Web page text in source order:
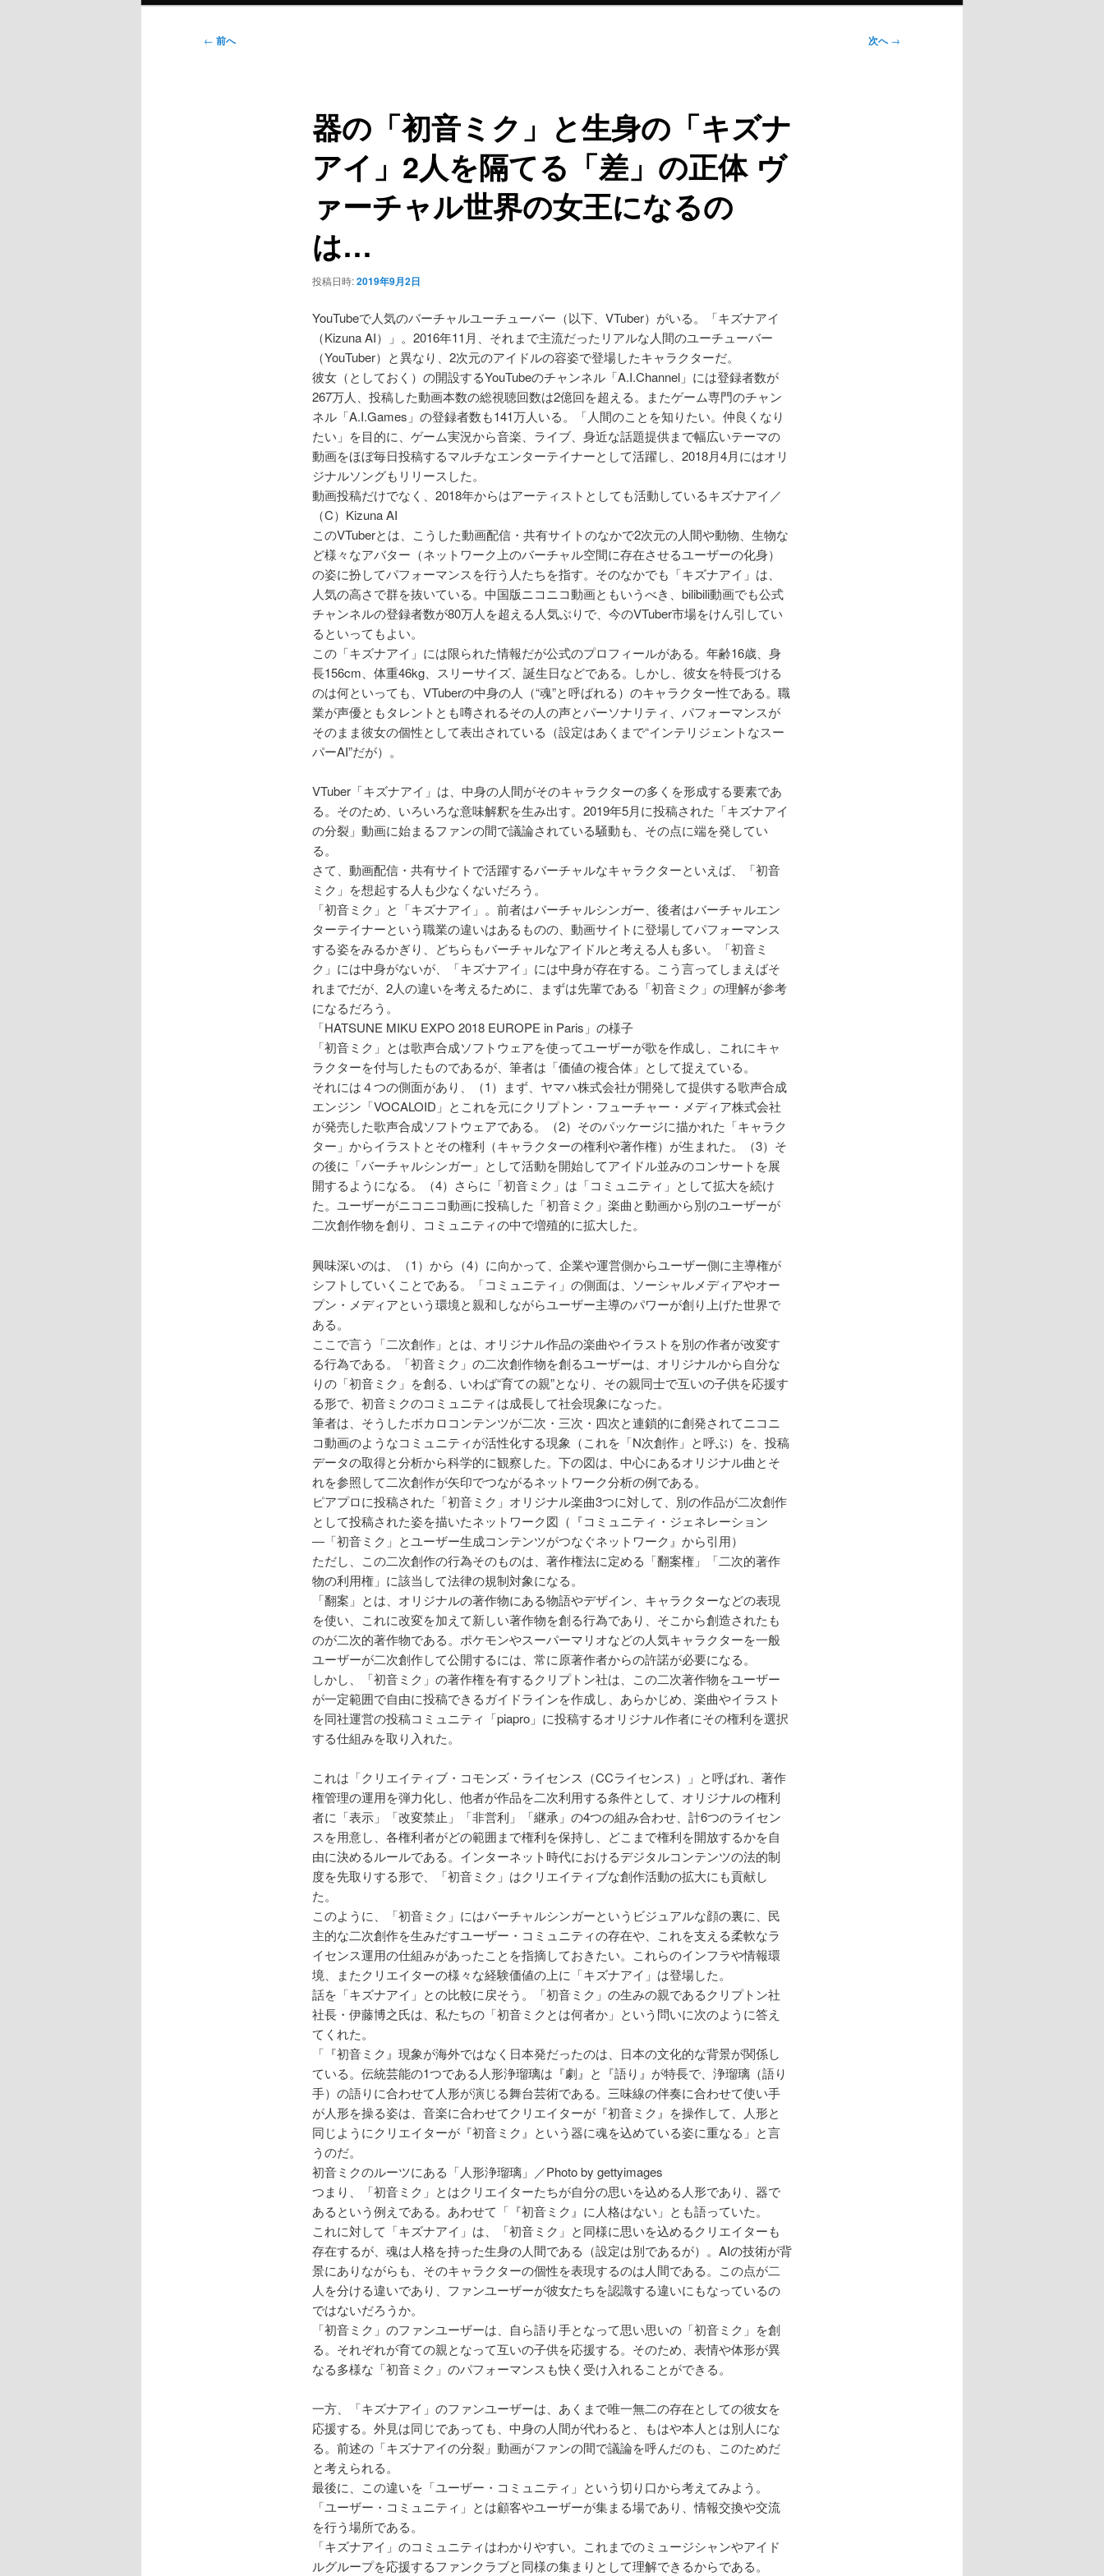
投
← 前へ 次へ→
器の「初音ミク」と生身の「キズナ
アイ」2人を隔てる「差」の正体 ヴ
ァーチャル世界の女王になるの
は…
投稿日時:2019年9月2日
YouTubeで人気のバーチャルユーチューバー（以下、VTuber）がいる。「キズナアイ
（Kizuna AI）」。2016年11月、それまで主流だったリアルな人間のユーチューバー
（YouTuber）と異なり、2次元のアイドルの容姿で登場したキャラクターだ。
彼女（としておく）の開設するYouTubeのチャンネル「A.I.Channel」には登録者数が
267万人、投稿した動画本数の総視聴回数は2億回を超える。またゲーム専門のチャン
ネル「A.I.Games」の登録者数も141万人いる。「人間のことを知りたい。仲良くなり
たい」を目的に、ゲーム実況から音楽、ライブ、身近な話題提供まで幅広いテーマの
動画をほぼ毎日投稿するマルチなエンターテイナーとして活躍し、2018月4月にはオリ
ジナルソングもリリースした。
動画投稿だけでなく、2018年からはアーティストとしても活動しているキズナアイ／
（C）Kizuna AI
このVTuberとは、こうした動画配信・共有サイトのなかで2次元の人間や動物、生物な
ど様々なアバター（ネットワーク上のバーチャル空間に存在させるユーザーの化身）
の姿に扮してパフォーマンスを行う人たちを指す。そのなかでも「キズナアイ」は、
人気の高さで群を抜いている。中国版ニコニコ動画ともいうべき、bilibili動画でも公式
チャンネルの登録者数が80万人を超える人気ぶりで、今のVTuber市場をけん引してい
るといってもよい。
この「キズナアイ」には限られた情報だが公式のプロフィールがある。年齢16歳、身
長156cm、体重46kg、スリーサイズ、誕生日などである。しかし、彼女を特長づける
のは何といっても、VTuberの中身の人（“魂”と呼ばれる）のキャラクター性である。職
業が声優ともタレントとも噂されるその人の声とパーソナリティ、パフォーマンスが
そのまま彼女の個性として表出されている（設定はあくまで“インテリジェントなスー
パーAI”だが）。
VTuber「キズナアイ」は、中身の人間がそのキャラクターの多くを形成する要素であ
る。そのため、いろいろな意味解釈を生み出す。2019年5月に投稿された「キズナアイ
の分裂」動画に始まるファンの間で議論されている騒動も、その点に端を発してい
る。
さて、動画配信・共有サイトで活躍するバーチャルなキャラクターといえば、「初音
ミク」を想起する人も少なくないだろう。
「初音ミク」と「キズナアイ」。前者はバーチャルシンガー、後者はバーチャルエン
ターテイナーという職業の違いはあるものの、動画サイトに登場してパフォーマンス
する姿をみるかぎり、どちらもバーチャルなアイドルと考える人も多い。「初音ミ
ク」には中身がないが、「キズナアイ」には中身が存在する。こう言ってしまえばそ
れまでだが、2人の違いを考えるために、まずは先輩である「初音ミク」の理解が参考
になるだろう。
「HATSUNE MIKU EXPO 2018 EUROPE in Paris」の様子
「初音ミク」とは歌声合成ソフトウェアを使ってユーザーが歌を作成し、これにキャ
ラクターを付与したものであるが、筆者は「価値の複合体」として捉えている。
それには４つの側面があり、（1）まず、ヤマハ株式会社が開発して提供する歌声合成
エンジン「VOCALOID」とこれを元にクリプトン・フューチャー・メディア株式会社
が発売した歌声合成ソフトウェアである。（2）そのパッケージに描かれた「キャラク
ター」からイラストとその権利（キャラクターの権利や著作権）が生まれた。（3）そ
の後に「バーチャルシンガー」として活動を開始してアイドル並みのコンサートを展
開するようになる。（4）さらに「初音ミク」は「コミュニティ」として拡大を続け
た。ユーザーがニコニコ動画に投稿した「初音ミク」楽曲と動画から別のユーザーが
二次創作物を創り、コミュニティの中で増殖的に拡大した。
興味深いのは、（1）から（4）に向かって、企業や運営側からユーザー側に主導権が
シフトしていくことである。「コミュニティ」の側面は、ソーシャルメディアやオー
プン・メディアという環境と親和しながらユーザー主導のパワーが創り上げた世界で
ある。
ここで言う「二次創作」とは、オリジナル作品の楽曲やイラストを別の作者が改変す
る行為である。「初音ミク」の二次創作物を創るユーザーは、オリジナルから自分な
りの「初音ミク」を創る、いわば“育ての親”となり、その親同士で互いの子供を応援す
る形で、初音ミクのコミュニティは成長して社会現象になった。
筆者は、そうしたボカロコンテンツが二次・三次・四次と連鎖的に創発されてニコニ
コ動画のようなコミュニティが活性化する現象（これを「N次創作」と呼ぶ）を、投稿
データの取得と分析から科学的に観察した。下の図は、中心にあるオリジナル曲とそ
れを参照して二次創作が矢印でつながるネットワーク分析の例である。
ピアプロに投稿された「初音ミク」オリジナル楽曲3つに対して、別の作品が二次創作
として投稿された姿を描いたネットワーク図（『コミュニティ・ジェネレーション
―「初音ミク」とユーザー生成コンテンツがつなぐネットワーク』から引用）
ただし、この二次創作の行為そのものは、著作権法に定める「翻案権」「二次的著作
物の利用権」に該当して法律の規制対象になる。
「翻案」とは、オリジナルの著作物にある物語やデザイン、キャラクターなどの表現
を使い、これに改変を加えて新しい著作物を創る行為であり、そこから創造されたも
のが二次的著作物である。ポケモンやスーパーマリオなどの人気キャラクターを一般
ユーザーが二次創作して公開するには、常に原著作者からの許諾が必要になる。
しかし、「初音ミク」の著作権を有するクリプトン社は、この二次著作物をユーザー
が一定範囲で自由に投稿できるガイドラインを作成し、あらかじめ、楽曲やイラスト
を同社運営の投稿コミュニティ「piapro」に投稿するオリジナル作者にその権利を選択
する仕組みを取り入れた。
これは「クリエイティブ・コモンズ・ライセンス（CCライセンス）」と呼ばれ、著作
権管理の運用を弾力化し、他者が作品を二次利用する条件として、オリジナルの権利
者に「表示」「改変禁止」「非営利」「継承」の4つの組み合わせ、計6つのライセン
スを用意し、各権利者がどの範囲まで権利を保持し、どこまで権利を開放するかを自
由に決めるルールである。インターネット時代におけるデジタルコンテンツの法的制
度を先取りする形で、「初音ミク」はクリエイティブな創作活動の拡大にも貢献し
た。
このように、「初音ミク」にはバーチャルシンガーというビジュアルな顔の裏に、民
主的な二次創作を生みだすユーザー・コミュニティの存在や、これを支える柔軟なラ
イセンス運用の仕組みがあったことを指摘しておきたい。これらのインフラや情報環
境、またクリエイターの様々な経験価値の上に「キズナアイ」は登場した。
話を「キズナアイ」との比較に戻そう。「初音ミク」の生みの親であるクリプトン社
社長・伊藤博之氏は、私たちの「初音ミクとは何者か」という問いに次のように答え
てくれた。
「『初音ミク』現象が海外ではなく日本発だったのは、日本の文化的な背景が関係し
ている。伝統芸能の1つである人形浄瑠璃は『劇』と『語り』が特長で、浄瑠璃（語り
手）の語りに合わせて人形が演じる舞台芸術である。三味線の伴奏に合わせて使い手
が人形を操る姿は、音楽に合わせてクリエイターが『初音ミク』を操作して、人形と
同じようにクリエイターが『初音ミク』という器に魂を込めている姿に重なる」と言
うのだ。
初音ミクのルーツにある「人形浄瑠璃」／Photo by gettyimages
つまり、「初音ミク」とはクリエイターたちが自分の思いを込める人形であり、器で
あるという例えである。あわせて「『初音ミク』に人格はない」とも語っていた。
これに対して「キズナアイ」は、「初音ミク」と同様に思いを込めるクリエイターも
存在するが、魂は人格を持った生身の人間である（設定は別であるが）。AIの技術が背
景にありながらも、そのキャラクターの個性を表現するのは人間である。この点が二
人を分ける違いであり、ファンユーザーが彼女たちを認識する違いにもなっているの
ではないだろうか。
「初音ミク」のファンユーザーは、自ら語り手となって思い思いの「初音ミク」を創
る。それぞれが育ての親となって互いの子供を応援する。そのため、表情や体形が異
なる多様な「初音ミク」のパフォーマンスも快く受け入れることができる。
一方、「キズナアイ」のファンユーザーは、あくまで唯一無二の存在としての彼女を
応援する。外見は同じであっても、中身の人間が代わると、もはや本人とは別人にな
る。前述の「キズナアイの分裂」動画がファンの間で議論を呼んだのも、このためだ
と考えられる。
最後に、この違いを「ユーザー・コミュニティ」という切り口から考えてみよう。
「ユーザー・コミュニティ」とは顧客やユーザーが集まる場であり、情報交換や交流
を行う場所である。
「キズナアイ」のコミュニティはわかりやすい。これまでのミュージシャンやアイド
ルグループを応援するファンクラブと同様の集まりとして理解できるからである。